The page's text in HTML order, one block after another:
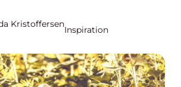
Kristoffersen
Inspiration